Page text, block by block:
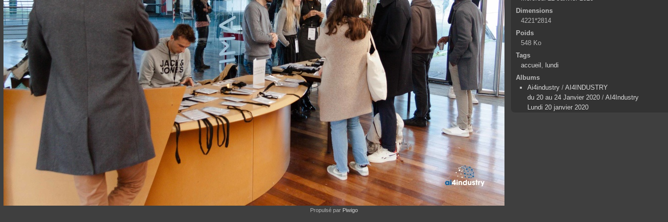
Dimensions
4221*2814
Poids
548 Ko
Tags
accueil
lundi
Albums
Ai4industry /AI4INDUSTRY
du 20 au 24 Janvier 2020 /AI4Industry
Lundi 20 janvier 2020
Propulsé par Piwigo